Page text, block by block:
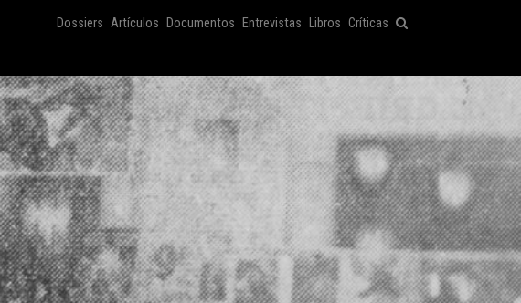
Dossiers Artículos Documentos Entrevistas Libros Críticas